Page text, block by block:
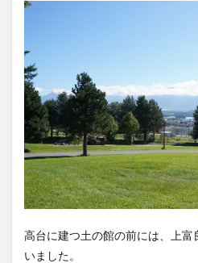
高台に建つ土の館の前には、上
いました。